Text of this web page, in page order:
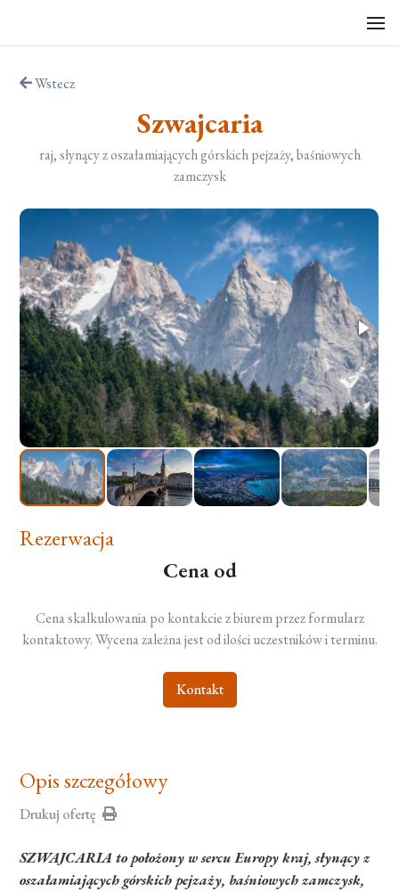
Wstecz
Szwajcaria
raj, słynący z oszałamiających górskich pejzaży, baśniowych
zamczysk
Rezerwacja
Cena od
Cena skalkulowania po kontakcie z biurem przez formularz
kontaktowy. Wycena zależna jest od ilości uczestników i terminu.
Kontakt
Opis szczegółowy
Drukuj ofertę
SZWAJCARIA to położony w sercu Europy kraj, słynący z
oszałamiających górskich pejzaży, baśniowych zamczysk,